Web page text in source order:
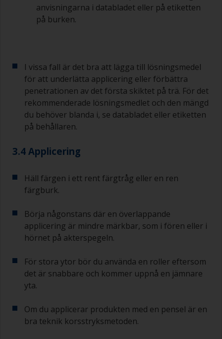
anvisningarna i databladet eller på etiketten
på burken.
I vissa fall är det bra att lägga till lösningsmedel
för att underlätta applicering eller förbättra
penetrationen av det första skiktet på trä. För det
rekommenderade lösningsmedlet och den mängd
du behöver blanda i, se databladet eller etiketten
på behållaren.
3.4 Applicering
Häll färgen i ett rent färgtråg eller en ren
färgburk.
Börja någonstans där en överlappande
applicering är mindre märkbar, som i fören eller i
hörnet på akterspegeln.
För stora ytor bör du använda en roller eftersom
det är snabbare och kommer uppnå en jämnare
yta.
Om du applicerar produkten med en pensel är en
bra teknik korsstryksmetoden.